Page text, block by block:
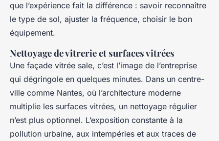
que l’expérience fait la différence : savoir reconnaître
le type de sol, ajuster la fréquence, choisir le bon
équipement.
Nettoyage de vitrerie et surfaces vitrées
Une façade vitrée sale, c’est l’image de l’entreprise
qui dégringole en quelques minutes. Dans un centre-
ville comme Nantes, où l’architecture moderne
multiplie les surfaces vitrées, un nettoyage régulier
n’est plus optionnel. L’exposition constante à la
pollution urbaine, aux intempéries et aux traces de